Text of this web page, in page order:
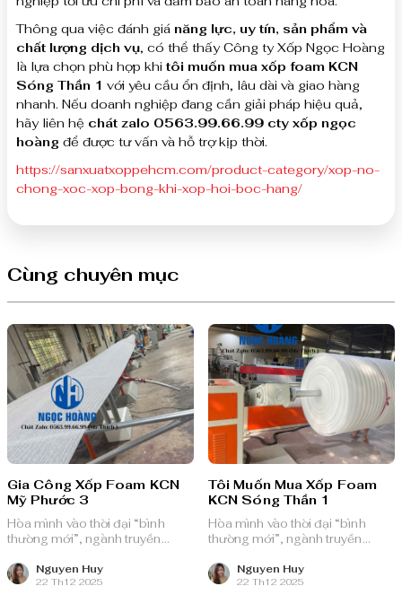
Thông qua việc đánh giá năng lực, uy tín, sản phẩm và
chất lượng dịch vụ, có thể thấy Công ty Xốp Ngọc Hoàng
là lựa chọn phù hợp khi tôi muốn mua xốp foam KCN
Sóng Thần 1 với yêu cầu ổn định, lâu dài và giao hàng
nhanh. Nếu doanh nghiệp đang cần giải pháp hiệu quả,
hãy liên hệ chát zalo 0563.99.66.99 cty xốp ngọc
hoàng để được tư vấn và hỗ trợ kịp thời.
https://sanxuatxoppehcm.com/product-category/xop-no-
chong-xoc-xop-bong-khi-xop-hoi-boc-hang/
Cùng chuyên mục
Gia Công Xốp Foam KCN
Mỹ Phước 3
Hòa mình vào thời đại “bình
thường mới”, ngành truyền
nguồn lực dồi dào và chiến lược
bài bản, sẵn sàng ghi danh trên
Nguyen Huy
22 Th12 2025
Tôi Muốn Mua Xốp Foam
KCN Sóng Thần 1
Hòa mình vào thời đại “bình
thường mới”, ngành truyền
nguồn lực dồi dào và chiến lược
bài bản, sẵn sàng ghi danh trên
Nguyen Huy
22 Th12 2025